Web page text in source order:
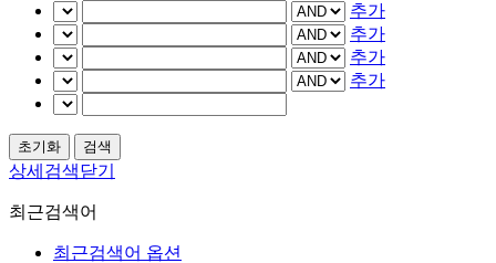
추가
추가
추가
추가
상세검색닫기
최근검색어
최근검색어 옵션